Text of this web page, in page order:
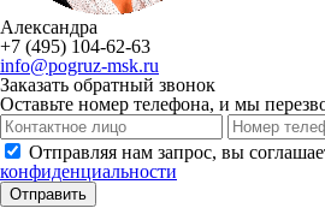
Александра
+7 (495) 104-62-63
info@pogruz-msk.ru
Заказать обратный звонок
Оставьте номер телефона, и мы
Отправляя нам запрос, вы
конфиденциальности
Отправить